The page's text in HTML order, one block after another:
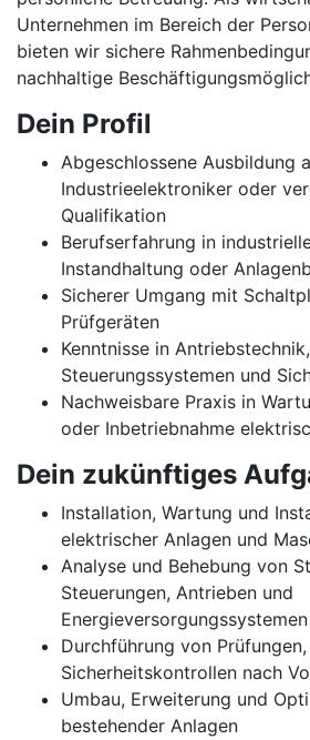
Unternehmen im Bereich der
bieten wir sichere
nachhaltige
Dein Profil
Abgeschlossene Ausbildung
Industrieelektroniker oder
Qualifikation
Berufserfahrung in
Instandhaltung oder
Sicherer Umgang mit
Prüfgeräten
Kenntnisse in Antriebstechnik,
Steuerungssystemen und
Nachweisbare Praxis in
oder Inbetriebnahme
Dein zukünftiges
Installation, Wartung und
elektrischer Anlagen und
Analyse und Behebung von
Steuerungen, Antrieben und
Energieversorgungssystemen
Durchführung von
Sicherheitskontrollen nach
Umbau, Erweiterung und
bestehender Anlagen